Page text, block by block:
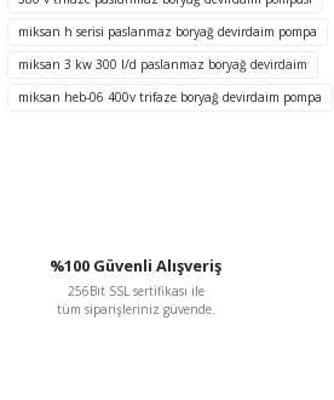
miksan h serisi paslanmaz boryağ devirdaim pompa
miksan 3 kw 300 l/d paslanmaz boryağ devirdaim
miksan heb-06 400v trifaze boryağ devirdaim pompa
%100 Güvenli Alışveriş
256Bit SSL sertifikası ile
tüm siparişleriniz güvende.